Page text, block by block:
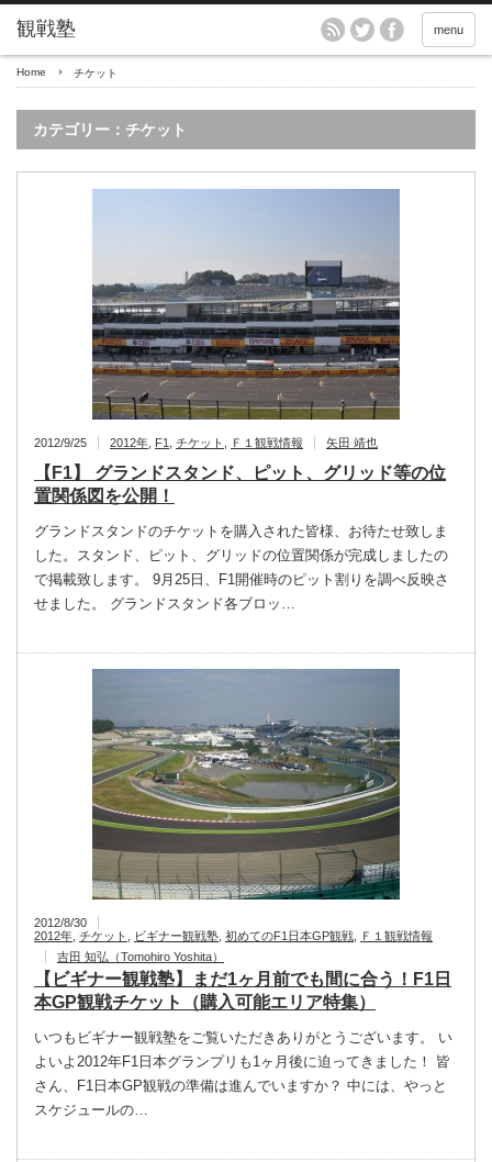
menu
Home チケット
カテゴリー：チケット
2012/9/25 2012年 F1 チケット Ｆ１観戦情報 矢田 靖也
【F1】 グランドスタンド、ピット、グリッド等の位
置関係図を公開！
グランドスタンドのチケットを購入された皆様、お待たせ致しま
した。スタンド、ピット、グリッドの位置関係が完成しましたの
で掲載致します。 9月25日、F1開催時のピット割りを調べ反映さ
せました。 グランドスタンド各ブロッ…
2012/8/30
2012年 チケット ビギナー観戦塾 初めてのF1日本GP観戦
Ｆ１観戦情報
吉田 知弘（Tomohiro Yoshita）
【ビギナー観戦塾】まだ1ヶ月前でも間に合う！F1日
本GP観戦チケット（購入可能エリア特集）
いつもビギナー観戦塾をご覧いただきありがとうございます。 い
よいよ2012年F1日本グランプリも1ヶ月後に迫ってきました！ 皆
さん、F1日本GP観戦の準備は進んでいますか？ 中には、やっと
スケジュールの…